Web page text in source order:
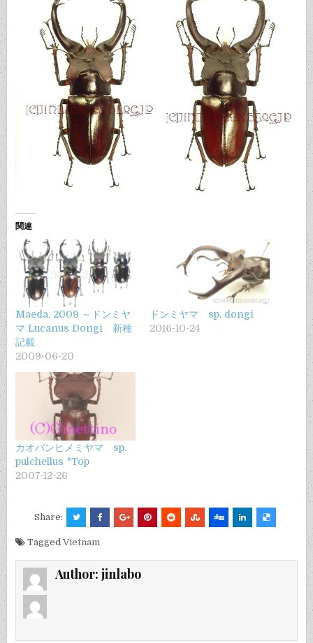
関連
Maeda, 2009 ～ドンミヤ
マ Lucanus Dongi 新種
記載
2009-06-20
ドンミヤマ sp. dongi
2016-10-24
カオバンヒメミヤマ sp.
pulchellus *Top
2007-12-26
Share:
TaggedVietnam
Author:jinlabo